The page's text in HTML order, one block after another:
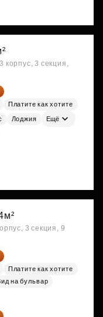
3 секция,
Платите как хотите
Лоджия Ещё
3 секция, 9
Платите как хотите
на бульвар